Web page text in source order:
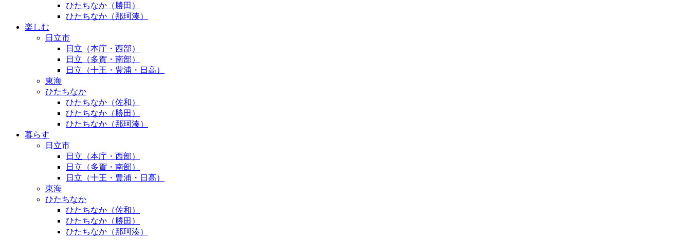
ひたちなか（勝田）
ひたちなか（那珂湊）
楽しむ
日立市
日立（本庁・西部）
日立（多賀・南部）
日立（十王・豊浦・日高）
東海
ひたちなか
ひたちなか（佐和）
ひたちなか（勝田）
ひたちなか（那珂湊）
暮らす
日立市
日立（本庁・西部）
日立（多賀・南部）
日立（十王・豊浦・日高）
東海
ひたちなか
ひたちなか（佐和）
ひたちなか（勝田）
ひたちなか（那珂湊）